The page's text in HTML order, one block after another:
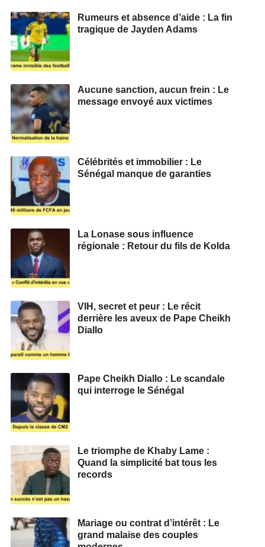
Rumeurs et absence d’aide : La fin
tragique de Jayden Adams
Aucune sanction, aucun frein : Le
message envoyé aux victimes
Célébrités et immobilier : Le
Sénégal manque de garanties
La Lonase sous influence
régionale : Retour du fils de Kolda
VIH, secret et peur : Le récit
derrière les aveux de Pape Cheikh
Diallo
Pape Cheikh Diallo : Le scandale
qui interroge le Sénégal
Le triomphe de Khaby Lame :
Quand la simplicité bat tous les
records
Mariage ou contrat d’intérêt : Le
grand malaise des couples